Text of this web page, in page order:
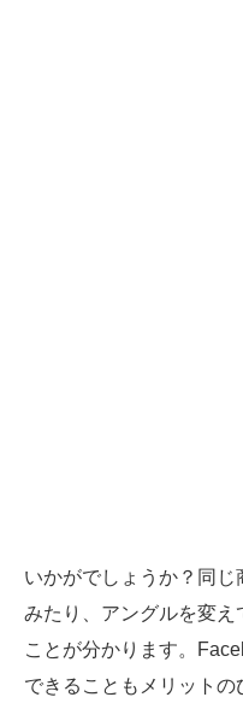
いかがでしょうか？同
みたり、アングルを変え
ことが分かります。
できることもメリット